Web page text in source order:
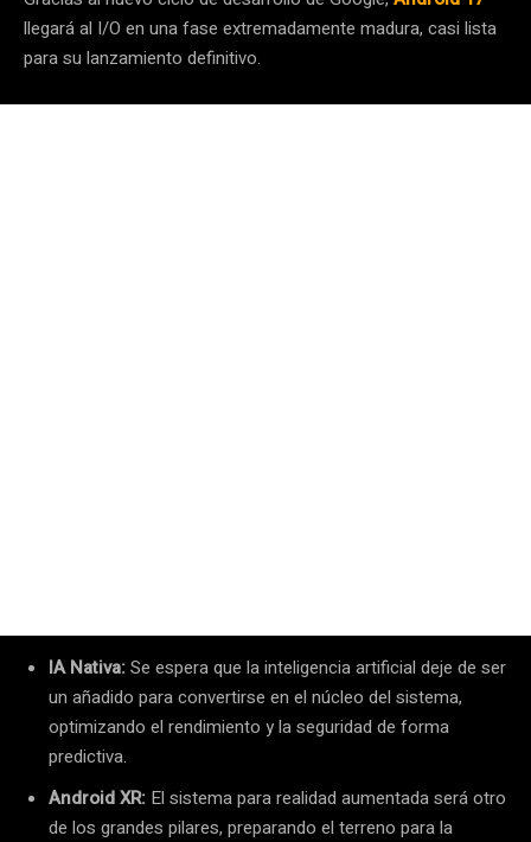
llegará al I/O en una fase extremadamente madura, casi lista
para su lanzamiento definitivo.
IA Nativa:Se espera que la inteligencia artificial deje de ser
un añadido para convertirse en el núcleo del sistema,
optimizando el rendimiento y la seguridad de forma
predictiva.
Android XR: El sistema para realidad aumentada será otro
de los grandes pilares, preparando el terreno para la